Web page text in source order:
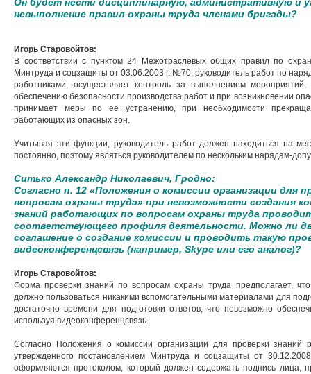
Он будет нести дисциплинарную, административную и
невыполнение правил охраны труда членами бригады?
Игорь Старовойтов:
В соответствии с пунктом 24 Межотраслевых общих правил по
Минтруда и соцзащиты от 03.06.2003 г. №70, руководитель работ по
работниками, осуществляет контроль за выполнением
обеспечению безопасности производства работ и при возникновении
принимает меры по ее устранению, при необходимости
работающих из опасных зон.
Учитывая эти функции, руководитель работ должен находиться на
постоянно, поэтому являться руководителем по нескольким нарядам-
Ситько Александр Николаевич, Гродно:
Согласно п. 12 «Положения о комиссии организации для
вопросам охраны труда» при невозможности создания
знаний работающих по вопросам охраны труда
соответствующего профиля деятельности. Можно ли
соглашение о создание комиссии и проводить такую
видеоконференцсвязь (например, Skype или его аналог)?
Игорь Старовойтов:
Форма проверки знаний по вопросам охраны труда предполагает,
должно пользоваться никакими вспомогательными материалами для
достаточно времени для подготовки ответов, что невозможно
используя видеоконференцсвязь.
Согласно Положения о комиссии организации для проверки
утвержденного постановлением Минтруда и соцзащиты от
оформляются протоколом, который должен содержать подпись лица,